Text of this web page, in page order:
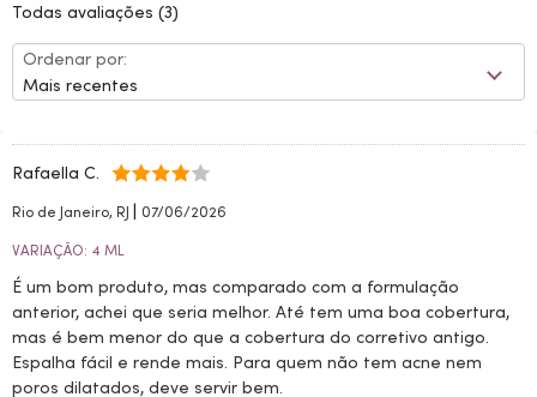
Todas avaliações (3)
Ordenar por:
Mais recentes
Rafaella C.
Rio de Janeiro, RJ | 07/06/2026
VARIAÇÃO: 4 ML
É um bom produto, mas comparado com a formulação
anterior, achei que seria melhor. Até tem uma boa cobertura,
mas é bem menor do que a cobertura do corretivo antigo.
Espalha fácil e rende mais. Para quem não tem acne nem
poros dilatados, deve servir bem.